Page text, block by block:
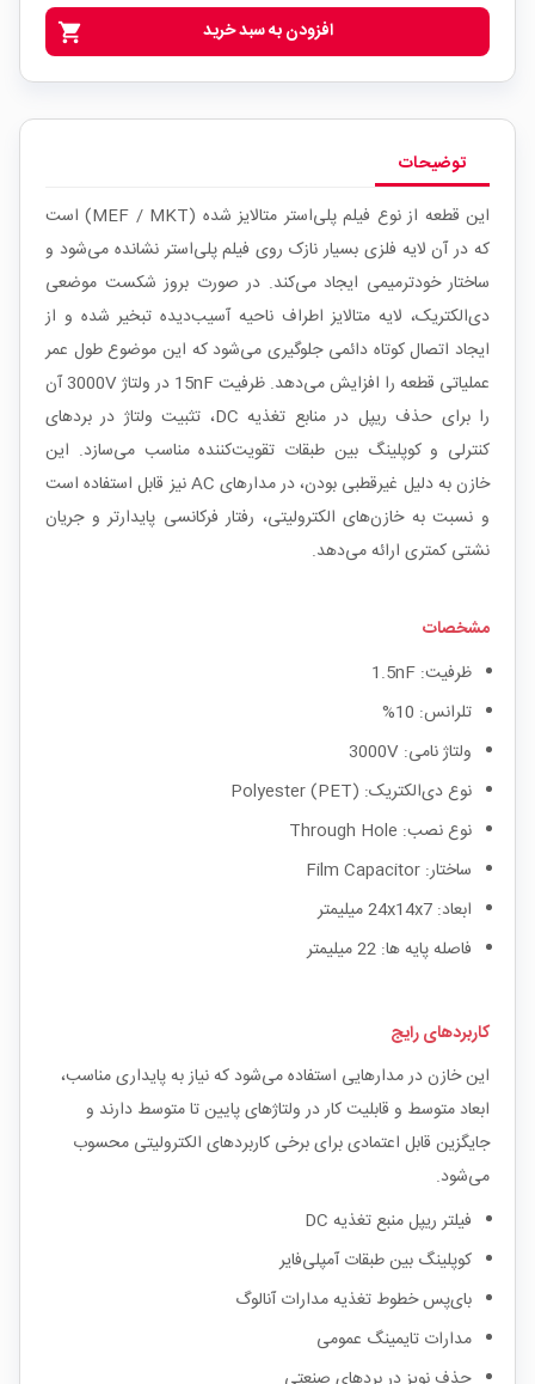
shopping_cart افزودن به سبد خرید
توضیحات
این قطعه از نوع فیلم پلی‌استر متالایز شده (MEF / MKT) است
که در آن لایه فلزی بسیار نازک روی فیلم پلی‌استر نشانده می‌شود و
ساختار خودترمیمی ایجاد می‌کند. در صورت بروز شکست موضعی
دی‌الکتریک، لایه متالایز اطراف ناحیه آسیب‌دیده تبخیر شده و از
ایجاد اتصال کوتاه دائمی جلوگیری می‌شود که این موضوع طول عمر
عملیاتی قطعه را افزایش می‌دهد. ظرفیت 15nF در ولتاژ 3000V آن
را برای حذف ریپل در منابع تغذیه DC، تثبیت ولتاژ در بردهای
کنترلی و کوپلینگ بین طبقات تقویت‌کننده مناسب می‌سازد. این
خازن به دلیل غیرقطبی بودن، در مدارهای AC نیز قابل استفاده است
و نسبت به خازن‌های الکترولیتی، رفتار فرکانسی پایدارتر و جریان
نشتی کمتری ارائه می‌دهد.
مشخصات
ظرفیت: 1.5nF
تلرانس: 10%
ولتاژ نامی: 3000V
نوع دی‌الکتریک: Polyester (PET)
نوع نصب: Through Hole
ساختار: Film Capacitor
ابعاد: 24x14x7 میلیمتر
فاصله پایه ها: 22 میلیمتر
کاربردهای رایج
این خازن در مدارهایی استفاده می‌شود که نیاز به پایداری مناسب،
ابعاد متوسط و قابلیت کار در ولتاژهای پایین تا متوسط دارند و
جایگزین قابل اعتمادی برای برخی کاربردهای الکترولیتی محسوب
می‌شود.
فیلتر ریپل منبع تغذیه DC
کوپلینگ بین طبقات آمپلی‌فایر
بای‌پس خطوط تغذیه مدارات آنالوگ
مدارات تایمینگ عمومی